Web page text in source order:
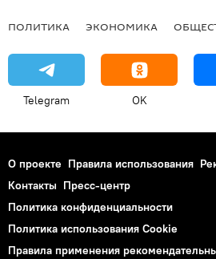
ПОЛИТИКА ЭКОНОМИКА
Telegram OK
О проекте Правила использования
Контакты Пресс-центр
Политика конфиденциальности
Политика использования Cookie
Правила применения